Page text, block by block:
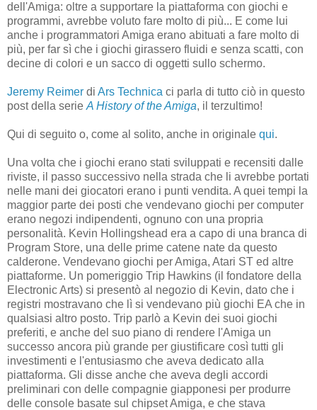
dell'Amiga: oltre a supportare la piattaforma con giochi e
programmi, avrebbe voluto fare molto di più... E come lui
anche i programmatori Amiga erano abituati a fare molto di
più, per far sì che i giochi girassero fluidi e senza scatti, con
decine di colori e un sacco di oggetti sullo schermo.
Jeremy Reimer di Ars Technica ci parla di tutto ciò in questo
post della serie A History of the Amiga, il terzultimo!
Qui di seguito o, come al solito, anche in originale qui.
Una volta che i giochi erano stati sviluppati e recensiti dalle
riviste, il passo successivo nella strada che li avrebbe portati
nelle mani dei giocatori erano i punti vendita. A quei tempi la
maggior parte dei posti che vendevano giochi per computer
erano negozi indipendenti, ognuno con una propria
personalità. Kevin Hollingshead era a capo di una branca di
Program Store, una delle prime catene nate da questo
calderone. Vendevano giochi per Amiga, Atari ST ed altre
piattaforme. Un pomeriggio Trip Hawkins (il fondatore della
Electronic Arts) si presentò al negozio di Kevin, dato che i
registri mostravano che lì si vendevano più giochi EA che in
qualsiasi altro posto. Trip parlò a Kevin dei suoi giochi
preferiti, e anche del suo piano di rendere l'Amiga un
successo ancora più grande per giustificare così tutti gli
investimenti e l'entusiasmo che aveva dedicato alla
piattaforma. Gli disse anche che aveva degli accordi
preliminari con delle compagnie giapponesi per produrre
delle console basate sul chipset Amiga, e che stava